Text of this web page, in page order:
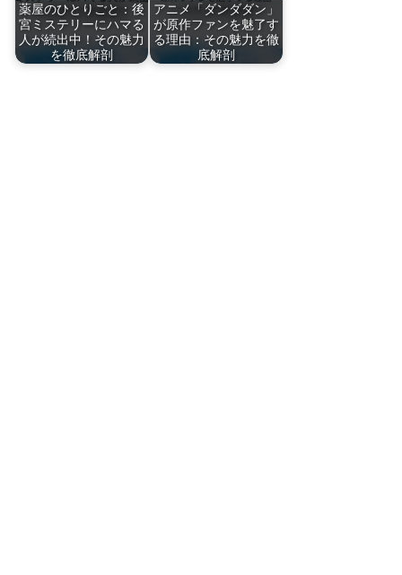
薬屋のひとりごと：後
宮ミステリーにハマる
人が続出中！その魅力
を徹底解剖
アニメ「ダンダダン」
が原作ファンを魅了す
る理由：その魅力を徹
底解剖